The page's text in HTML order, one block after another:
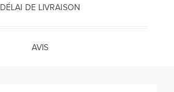
DÉLAI DE LIVRAISON
AVIS